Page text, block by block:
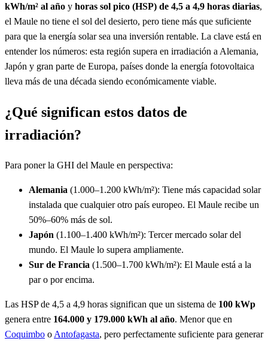
kWh/m² al año y horas sol pico (HSP) de 4,5 a 4,9 horas diarias,
el Maule no tiene el sol del desierto, pero tiene más que suficiente
para que la energía solar sea una inversión rentable. La clave está en
entender los números: esta región supera en irradiación a Alemania,
Japón y gran parte de Europa, países donde la energía fotovoltaica
lleva más de una década siendo económicamente viable.
¿Qué significan estos datos de
irradiación?
Para poner la GHI del Maule en perspectiva:
Alemania (1.000–1.200 kWh/m²): Tiene más capacidad solar
instalada que cualquier otro país europeo. El Maule recibe un
50%–60% más de sol.
Japón (1.100–1.400 kWh/m²): Tercer mercado solar del
mundo. El Maule lo supera ampliamente.
Sur de Francia (1.500–1.700 kWh/m²): El Maule está a la
par o por encima.
Las HSP de 4,5 a 4,9 horas significan que un sistema de 100 kWp
genera entre 164.000 y 179.000 kWh al año. Menor que en
Coquimbo oAntofagasta, pero perfectamente suficiente para generar